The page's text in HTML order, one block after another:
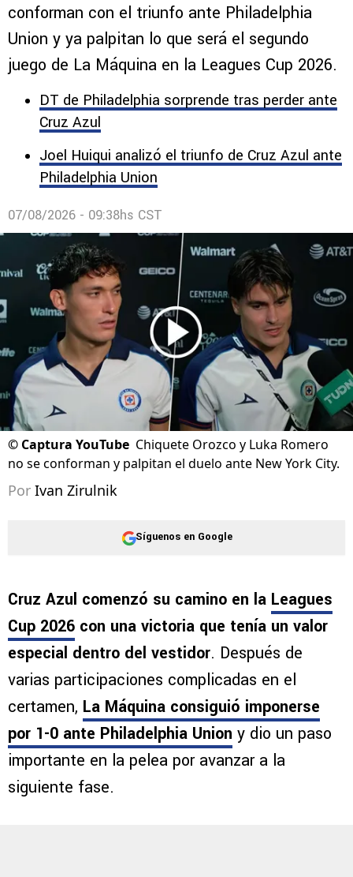
conforman con el triunfo ante Philadelphia
Union y ya palpitan lo que será el segundo
juego de La Máquina en la Leagues Cup 2026.
DT de Philadelphia sorprende tras perder ante
Cruz Azul
Joel Huiqui analizó el triunfo de Cruz Azul ante
Philadelphia Union
07/08/2026 - 09:38hs CST
© Captura YouTube Chiquete Orozco y Luka Romero
no se conforman y palpitan el duelo ante New York City.
Por Ivan Zirulnik
Síguenos en Google
Cruz Azul comenzó su camino en la Leagues
Cup 2026 con una victoria que tenía un valor
especial dentro del vestidor. Después de
varias participaciones complicadas en el
certamen, La Máquina consiguió imponerse
por 1-0 ante Philadelphia Union y dio un paso
importante en la pelea por avanzar a la
siguiente fase.